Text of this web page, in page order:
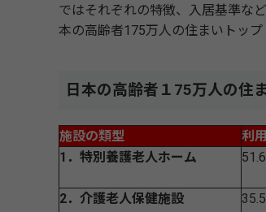
ではそれぞれの特徴、入居基準な
本の高齢者175万人の住まいトップ
日本の高齢者１75万人の住
施設の類型 利
1．特別養護老人ホーム
51.6
2．介護老人保健施設 35.5